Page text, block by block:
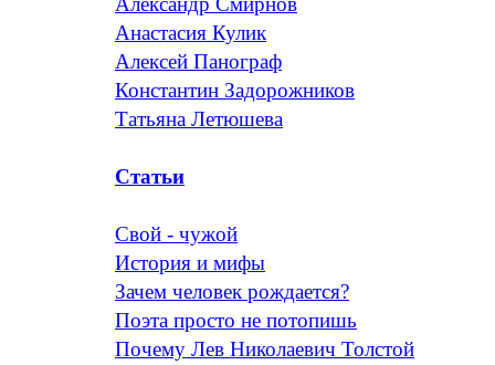
Анастасия Кулик
Алексей Панограф
Константин Задорожников
Татьяна Летюшева
Статьи
Свой - чужой
История и мифы
Зачем человек рождается?
Поэта просто не потопишь
Почему Лев Николаевич Толстой